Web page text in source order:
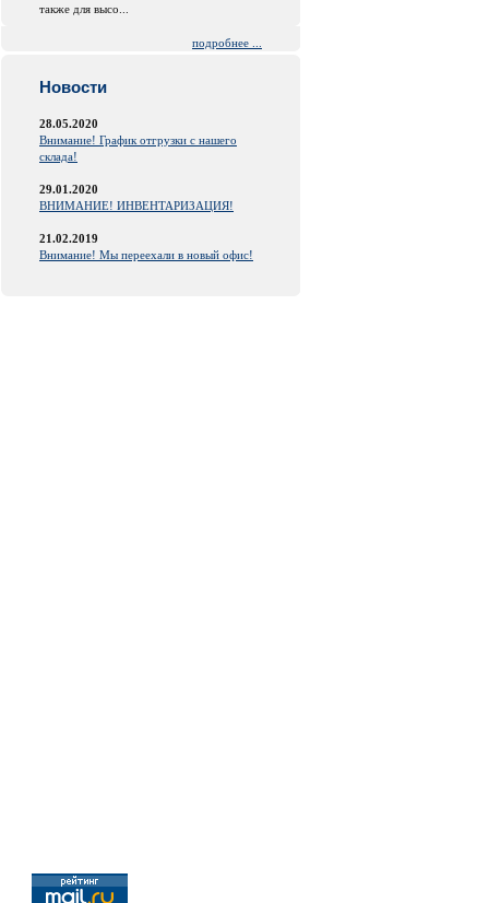
также для высо...
подробнее ...
Новости
28.05.2020
Внимание! График отгрузки с нашего
склада!
29.01.2020
ВНИМАНИЕ! ИНВЕНТАРИЗАЦИЯ!
21.02.2019
Внимание! Мы переехали в новый офис!